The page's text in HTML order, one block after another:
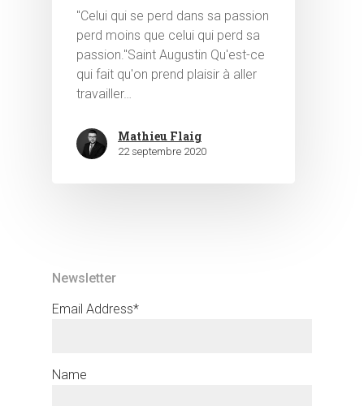
"Celui qui se perd dans sa passion
perd moins que celui qui perd sa
passion."Saint Augustin Qu'est-ce
qui fait qu'on prend plaisir à aller
travailler…
Mathieu Flaig
22 septembre 2020
Newsletter
Email Address*
Name